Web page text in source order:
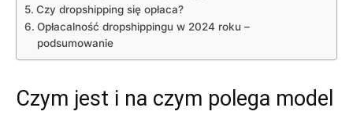
Czy dropshipping się opłaca?
Opłacalność dropshippingu w 2024 roku –
podsumowanie
Czym jest i na czym polega model